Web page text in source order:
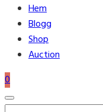
Hem
Blogg
Shop
Auction
0